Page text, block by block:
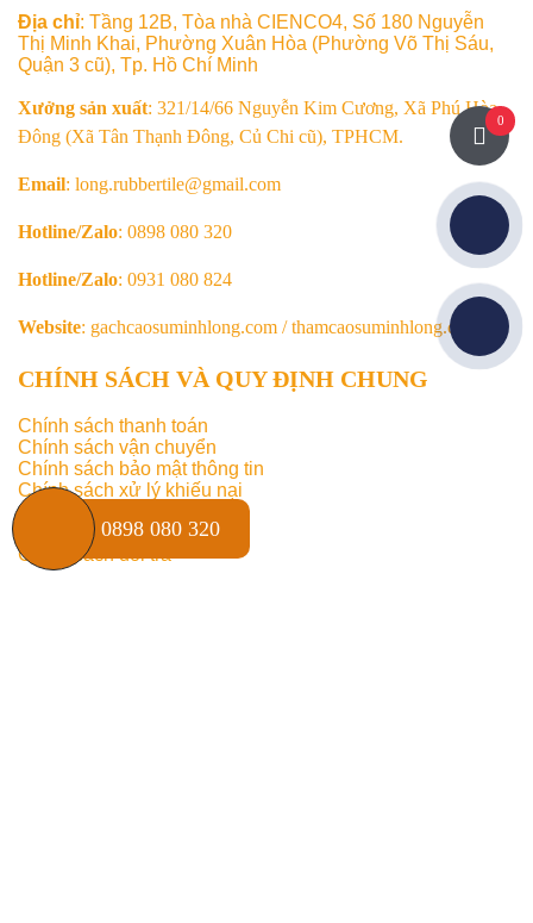
Địa chỉ: Tầng 12B, Tòa nhà CIENCO4, Số 180 Nguyễn
Thị Minh Khai, Phường Xuân Hòa (Phường Võ Thị Sáu,
Quận 3 cũ), Tp. Hồ Chí Minh
Xưởng sản xuất: 321/14/66 Nguyễn Kim Cương, Xã Phú Hòa
Đông (Xã Tân Thạnh Đông, Củ Chi cũ), TPHCM.
Email: long.rubbertile@gmail.com
Hotline/Zalo: 0898 080 320
Hotline/Zalo: 0931 080 824
Website: gachcaosuminhlong.com / thamcaosuminhlong.com
CHÍNH SÁCH VÀ QUY ĐỊNH CHUNG
Chính sách thanh toán
Chính sách vận chuyển
Chính sách bảo mật thông tin
Chính sách xử lý khiếu nại
Chính sách bảo hành
Chính sách kiểm hàng
Chính sách đổi trả
0
0898 080 320